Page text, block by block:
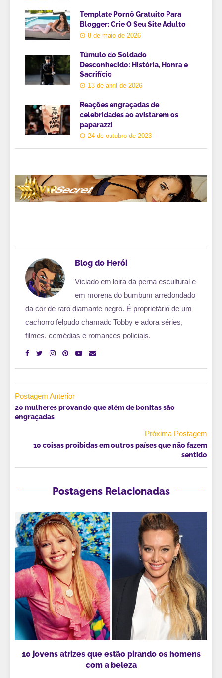
Template Pornô Gratuito Para
Blogger: Crie O Seu Site Adulto
8 de maio de 2026
Túmulo do Soldado
Desconhecido: História, Honra e
Sacrifício
13 de abril de 2026
Reações engraçadas de
celebridades ao avistarem os
paparazzi
24 de outubro de 2023
Blog do Herói
Viciado em loira da perna escultural e
em morena do bumbum arredondado
da cor de raro diamante negro. É proprietário de um
cachorro felpudo chamado Tobby e adora séries,
filmes, comédias e romances policiais.
Postagem Anterior
20 mulheres provando que além de bonitas são
engraçadas
Próxima Postagem
10 coisas proibidas em outros países que não fazem
sentido
Postagens Relacionadas
10 jovens atrizes que estão pirando os homens
com a beleza